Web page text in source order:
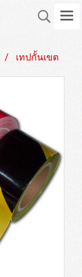
เทปกั้นเขต